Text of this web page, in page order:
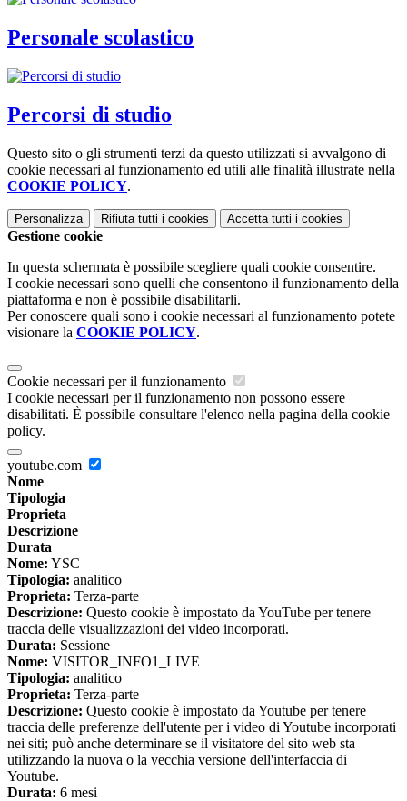
Personale scolastico
Percorsi di studio
Questo sito o gli strumenti terzi da questo utilizzati si avvalgono di
cookie necessari al funzionamento ed utili alle finalità illustrate nella
COOKIE POLICY.
Personalizza Rifiuta tutti i cookies Accetta tutti i cookies
Gestione cookie
In questa schermata è possibile scegliere quali cookie consentire.
I cookie necessari sono quelli che consentono il funzionamento della
piattaforma e non è possibile disabilitarli.
Per conoscere quali sono i cookie necessari al funzionamento potete
visionare la COOKIE POLICY.
Cookie necessari per il funzionamento
I cookie necessari per il funzionamento non possono essere
disabilitati. È possibile consultare l'elenco nella pagina della cookie
policy.
youtube.com
Nome
Tipologia
Proprieta
Descrizione
Durata
Nome: YSC
Tipologia: analitico
Proprieta: Terza-parte
Descrizione: Questo cookie è impostato da YouTube per tenere
traccia delle visualizzazioni dei video incorporati.
Durata: Sessione
Nome: VISITOR_INFO1_LIVE
Tipologia: analitico
Proprieta: Terza-parte
Descrizione: Questo cookie è impostato da Youtube per tenere
traccia delle preferenze dell'utente per i video di Youtube incorporati
nei siti; può anche determinare se il visitatore del sito web sta
utilizzando la nuova o la vecchia versione dell'interfaccia di
Youtube.
Durata: 6 mesi